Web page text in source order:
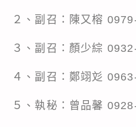
２、副召：陳又榕
３、副召：顏少綜
４、副召：鄭翊彣
５、執秘：曾品馨